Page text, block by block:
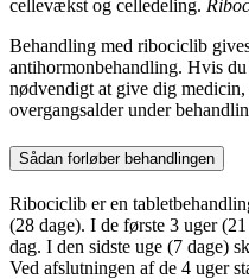
cellevækst og celledeling.
Behandling med ribociclib
antihormonbehandling. Hvis
nødvendigt at give dig
overgangsalder under
Sådan forløber behandlingen
Ribociclib er en
(28 dage). I de første 3 uger
dag. I den sidste uge (7 dage)
Ved afslutningen af de 4 uger